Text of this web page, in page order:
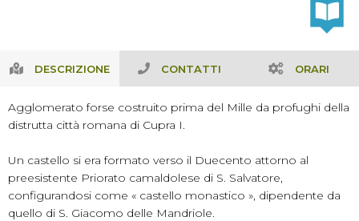
DESCRIZIONE CONTATTI ORARI
Agglomerato forse costruito prima del Mille da profughi della
distrutta città romana di Cupra I.
Un castello si era formato verso il Duecento attorno al
preesistente Priorato camaldolese di S. Salvatore,
configurandosi come « castello monastico », dipendente da
quello di S. Giacomo delle Mandriole.